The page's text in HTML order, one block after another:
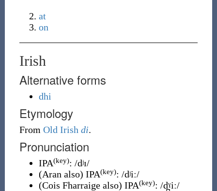
at
on
Irish
Alternative forms
dhi
Etymology
From Old Irish di.
Pronunciation
IPA(key): /dʲɪ/
(Aran also) IPA(key): /dʲiː/
(Cois Fharraige also) IPA(key): /d̪ˠiː/